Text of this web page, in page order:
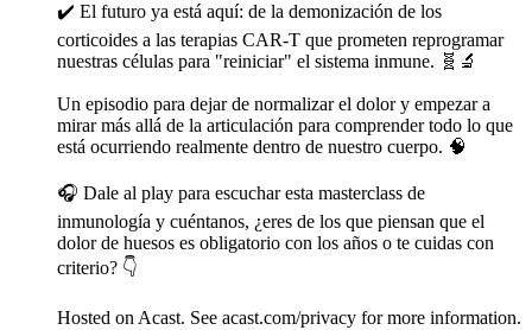
✔️ El futuro ya está aquí: de la demonización de los
corticoides a las terapias CAR-T que prometen reprogramar
nuestras células para "reiniciar" el sistema inmune. 🧬🔬
Un episodio para dejar de normalizar el dolor y empezar a
mirar más allá de la articulación para comprender todo lo que
está ocurriendo realmente dentro de nuestro cuerpo. 🧠
🎧 Dale al play para escuchar esta masterclass de
inmunología y cuéntanos, ¿eres de los que piensan que el
dolor de huesos es obligatorio con los años o te cuidas con
criterio? 👇
Hosted on Acast. See acast.com/privacy for more information.